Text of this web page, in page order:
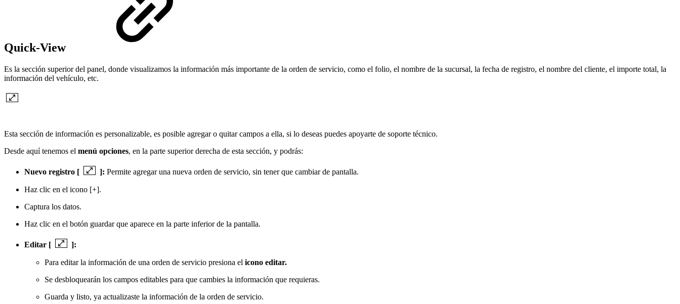
Quick-View
Es la sección superior del panel, donde visualizamos la información más importante de la orden de servicio, como el folio, el nombre de la sucursal, la fecha de registro, el nombre del cliente, el importe total, la
información del vehículo, etc.
Esta sección de información es personalizable, es posible agregar o quitar campos a ella, si lo deseas puedes apoyarte de soporte técnico.
Desde aquí tenemos el menú opciones, en la parte superior derecha de esta sección, y podrás:
Nuevo registro [ ]: Permite agregar una nueva orden de servicio, sin tener que cambiar de pantalla.
Haz clic en el icono [+].
Captura los datos.
Haz clic en el botón guardar que aparece en la parte inferior de la pantalla.
Editar [ ]:
Para editar la información de una orden de servicio presiona el icono editar.
Se desbloquearán los campos editables para que cambies la información que requieras.
Guarda y listo, ya actualizaste la información de la orden de servicio.